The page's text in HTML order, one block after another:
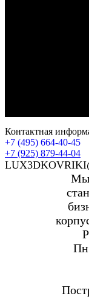
Контактная
+7 (495) 664-40-45
+7 (925) 879-44-04
Мы